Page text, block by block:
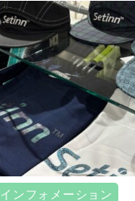
インフォメーション